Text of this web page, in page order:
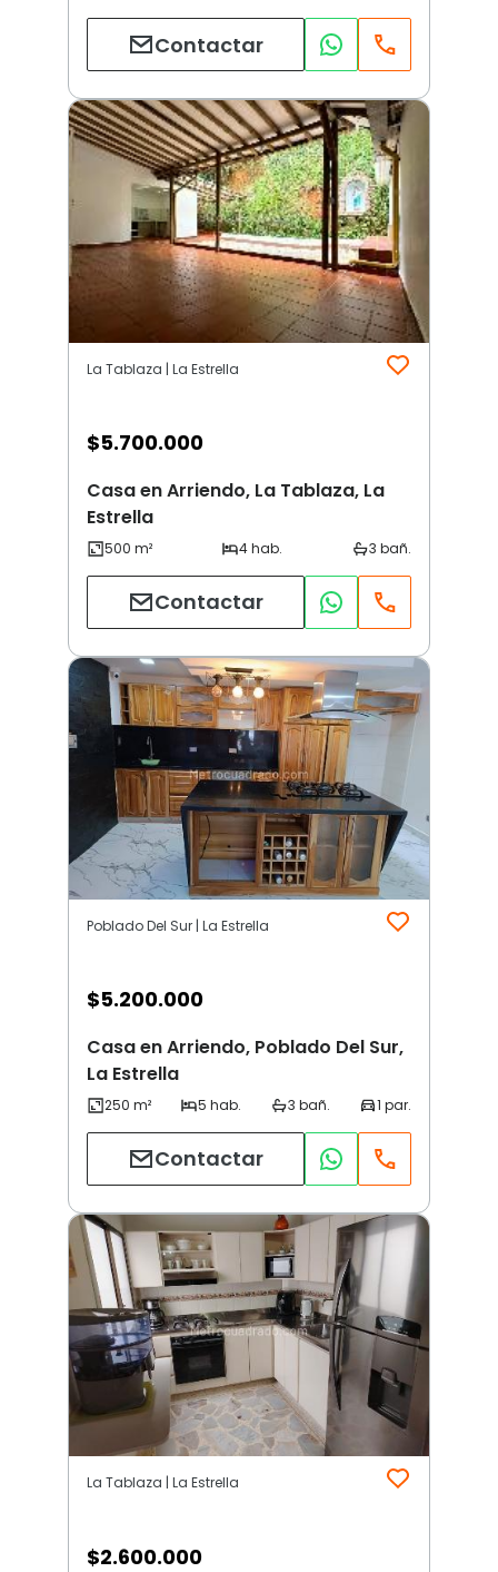
Contactar
La Tablaza | La Estrella
$5.700.000
Casa en Arriendo, La Tablaza, La
Estrella
Contactar
Poblado Del Sur | La Estrella
$5.200.000
Casa en Arriendo, Poblado Del Sur,
La Estrella
Contactar
La Tablaza | La Estrella
$2.600.000